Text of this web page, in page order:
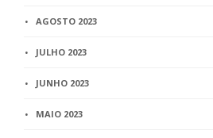
AGOSTO 2023
JULHO 2023
JUNHO 2023
MAIO 2023